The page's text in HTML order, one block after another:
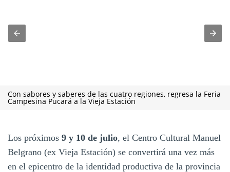
Con sabores y saberes de las cuatro regiones, regresa la Feria
Campesina Pucará a la Vieja Estación
Los próximos 9 y 10 de julio, el Centro Cultural Manuel
Belgrano (ex Vieja Estación) se convertirá una vez más
en el epicentro de la identidad productiva de la provincia